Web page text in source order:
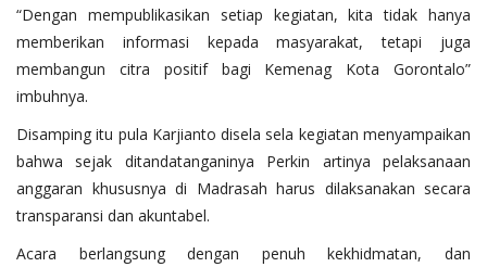
“Dengan mempublikasikan setiap kegiatan, kita tidak hanya
memberikan informasi kepada masyarakat, tetapi juga
membangun citra positif bagi Kemenag Kota Gorontalo”
imbuhnya.
Disamping itu pula Karjianto disela sela kegiatan menyampaikan
bahwa sejak ditandatanganinya Perkin artinya pelaksanaan
anggaran khususnya di Madrasah harus dilaksanakan secara
transparansi dan akuntabel.
Acara berlangsung dengan penuh kekhidmatan, dan